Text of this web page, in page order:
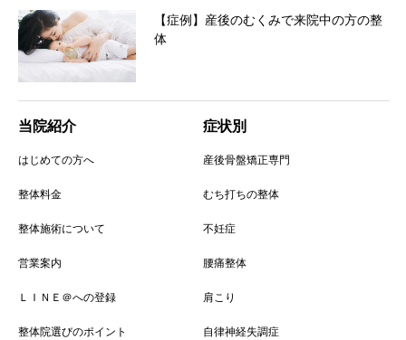
【症例】産後のむくみで来院中の方の整
体
当院紹介
はじめての方へ
整体料金
整体施術について
営業案内
ＬＩＮＥ＠への登録
整体院選びのポイント
症状別
産後骨盤矯正専門
むち打ちの整体
不妊症
腰痛整体
肩こり
自律神経失調症